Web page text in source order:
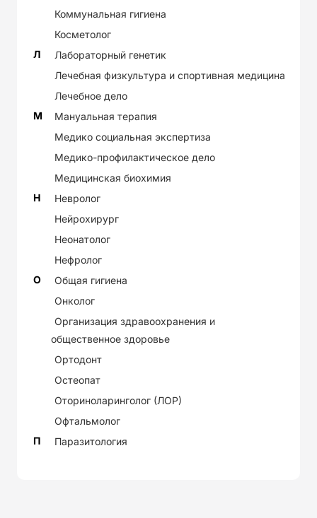
Коммунальная гигиена
Косметолог
Л
Лабораторный генетик
Лечебная физкультура и спортивная медицина
Лечебное дело
М
Мануальная терапия
Медико социальная экспертиза
Медико-профилактическое дело
Медицинская биохимия
Н
Невролог
Нейрохирург
Неонатолог
Нефролог
О
Общая гигиена
Онколог
Организация здравоохранения и
общественное здоровье
Ортодонт
Остеопат
Оториноларинголог (ЛОР)
Офтальмолог
П
Паразитология